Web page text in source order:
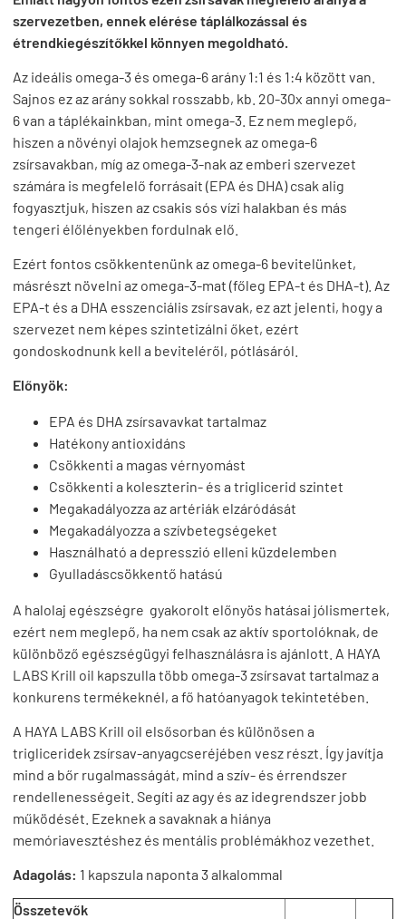
szervezetben, ennek elérése táplálkozással és
étrendkiegészítőkkel könnyen megoldható.
Az ideális omega-3 és omega-6 arány 1:1 és 1:4 között van.
Sajnos ez az arány sokkal rosszabb, kb. 20-30x annyi omega-
6 van a táplékainkban, mint omega-3. Ez nem meglepő,
hiszen a növényi olajok hemzsegnek az omega-6
zsírsavakban, míg az omega-3-nak az emberi szervezet
számára is megfelelő forrásait (EPA és DHA) csak alig
fogyasztjuk, hiszen az csakis sós vízi halakban és más
tengeri élőlényekben fordulnak elő.
Ezért fontos csökkentenünk az omega-6 bevitelünket,
másrészt növelni az omega-3-mat (főleg EPA-t és DHA-t). Az
EPA-t és a DHA esszenciális zsírsavak, ez azt jelenti, hogy a
szervezet nem képes szintetizálni őket, ezért
gondoskodnunk kell a beviteléről, pótlásáról.
Előnyök:
EPA és DHA zsírsavavkat tartalmaz
Hatékony antioxidáns
Csökkenti a magas vérnyomást
Csökkenti a koleszterin- és a triglicerid szintet
Megakadályozza az artériák elzáródását
Megakadályozza a szívbetegségeket
Használható a depresszió elleni küzdelemben
Gyulladáscsökkentő hatású
A halolaj egészségre gyakorolt előnyös hatásai jólismertek,
ezért nem meglepő, ha nem csak az aktív sportolóknak, de
különböző egészségügyi felhasználásra is ajánlott. A HAYA
LABS Krill oil kapszulla több omega-3 zsírsavat tartalmaz a
konkurens termékeknél, a fő hatóanyagok tekintetében.
A HAYA LABS Krill oil elsősorban és különösen a
trigliceridek zsírsav-anyagcseréjében vesz részt. Így javítja
mind a bőr rugalmasságát, mind a szív- és érrendszer
rendellenességeit. Segíti az agy és az idegrendszer jobb
működését. Ezeknek a savaknak a hiánya
memóriavesztéshez és mentális problémákhoz vezethet.
Adagolás: 1 kapszula naponta 3 alkalommal
Összetevők